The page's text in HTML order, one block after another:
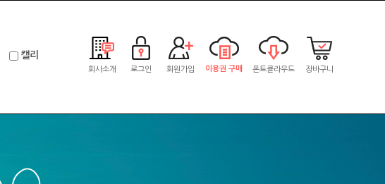
캘리
회사소개 로그인 회원가입 이용권 구매 폰트클라우드 장바구니